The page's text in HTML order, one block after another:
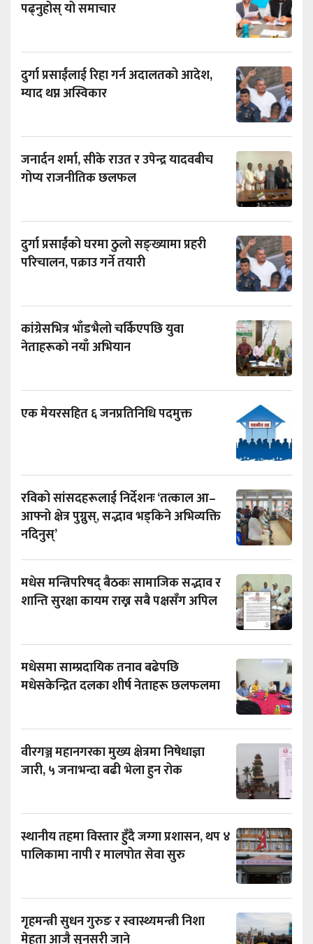
पढ्नुहोस् यो समाचार
दुर्गा प्रसाईंलाई रिहा गर्न अदालतको आदेश,
म्याद थप्न अस्विकार
जनार्दन शर्मा, सीके राउत र उपेन्द्र यादवबीच
गोप्य राजनीतिक छलफल
दुर्गा प्रसाईंको घरमा ठुलो सङ्ख्यामा प्रहरी
परिचालन, पक्राउ गर्ने तयारी
कांग्रेसभित्र भाँडभैलो चर्किएपछि युवा
नेताहरूको नयाँ अभियान
एक मेयरसहित ६ जनप्रतिनिधि पदमुक्त
रविको सांसदहरूलाई निर्देशनः ‘तत्काल आ–
आफ्नो क्षेत्र पुग्नुस्, सद्भाव भड्किने अभिव्यक्ति
नदिनुस्’
मधेस मन्त्रिपरिषद् बैठकः सामाजिक सद्भाव र
शान्ति सुरक्षा कायम राख्न सबै पक्षसँग अपिल
मधेसमा साम्प्रदायिक तनाव बढेपछि
मधेसकेन्द्रित दलका शीर्ष नेताहरू छलफलमा
वीरगञ्ज महानगरका मुख्य क्षेत्रमा निषेधाज्ञा
जारी, ५ जनाभन्दा बढी भेला हुन रोक
स्थानीय तहमा विस्तार हुँदै जग्गा प्रशासन, थप ४
पालिकामा नापी र मालपोत सेवा सुरु
गृहमन्त्री सुधन गुरुङ र स्वास्थ्यमन्त्री निशा
मेहता आजै सुनसरी जाने